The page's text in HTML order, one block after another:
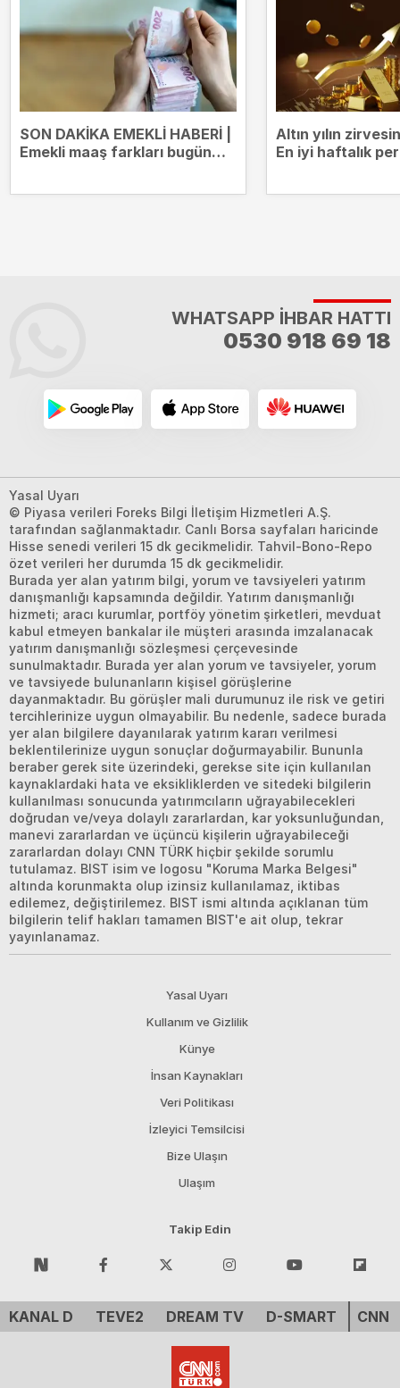
SON DAKİKA EMEKLİ HABERİ |
Emekli maaş farkları bugün
Altın yılın
En iyi haftalık
WHATSAPP İHBAR HATTI
0530 918 69 18
Yasal Uyarı
© Piyasa verileri Foreks Bilgi İletişim Hizmetleri A.Ş.
tarafından sağlanmaktadır. Canlı Borsa sayfaları haricinde
Hisse senedi verileri 15 dk gecikmelidir. Tahvil-Bono-Repo
özet verileri her durumda 15 dk gecikmelidir.
Burada yer alan yatırım bilgi, yorum ve tavsiyeleri yatırım
danışmanlığı kapsamında değildir. Yatırım danışmanlığı
hizmeti; aracı kurumlar, portföy yönetim şirketleri, mevduat
kabul etmeyen bankalar ile müşteri arasında imzalanacak
yatırım danışmanlığı sözleşmesi çerçevesinde
sunulmaktadır. Burada yer alan yorum ve tavsiyeler, yorum
ve tavsiyede bulunanların kişisel görüşlerine
dayanmaktadır. Bu görüşler mali durumunuz ile risk ve getiri
tercihlerinize uygun olmayabilir. Bu nedenle, sadece burada
yer alan bilgilere dayanılarak yatırım kararı verilmesi
beklentilerinize uygun sonuçlar doğurmayabilir. Bununla
beraber gerek site üzerindeki, gerekse site için kullanılan
kaynaklardaki hata ve eksikliklerden ve sitedeki bilgilerin
kullanılması sonucunda yatırımcıların uğrayabilecekleri
doğrudan ve/veya dolaylı zararlardan, kar yoksunluğundan,
manevi zararlardan ve üçüncü kişilerin uğrayabileceği
zararlardan dolayı CNN TÜRK hiçbir şekilde sorumlu
tutulamaz. BIST isim ve logosu "Koruma Marka Belgesi"
altında korunmakta olup izinsiz kullanılamaz, iktibas
edilemez, değiştirilemez. BIST ismi altında açıklanan tüm
bilgilerin telif hakları tamamen BIST'e ait olup, tekrar
yayınlanamaz.
Yasal Uyarı
Kullanım ve Gizlilik
Künye
İnsan Kaynakları
Veri Politikası
İzleyici Temsilcisi
Bize Ulaşın
Ulaşım
Takip Edin
KANAL D TEVE2 DREAM TV D-SMART CNN